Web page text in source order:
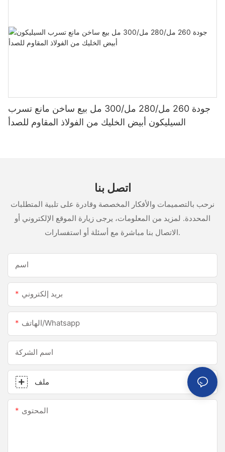
جودة 260 مل/280 مل/300 مل بيع ساخن مانع تسرب
السيليكون أبيض الخليك من الفولاذ المقاوم للصدأ
اتصل بنا
نرحب بالتصميمات والأفكار المخصصة وقادرة على تلبية المتطلبات
المحددة. لمزيد من المعلومات، يرجى زيارة الموقع الإلكتروني أو
الاتصال بنا مباشرة مع أسئلة أو استفسارات.
اسم
بريد إلكتروني
الهاتف/whatsapp
اسم الشركة
ملف
المحتوى